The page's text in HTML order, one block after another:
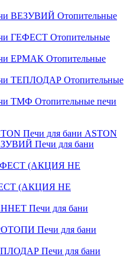
Отопительные
Отопительные
Отопительные
Отопительные
Отопительные печи
Печи для бани ASTON
Печи для бани
(АКЦИЯ НЕ
Печи для бани
Печи для бани
Печи для бани